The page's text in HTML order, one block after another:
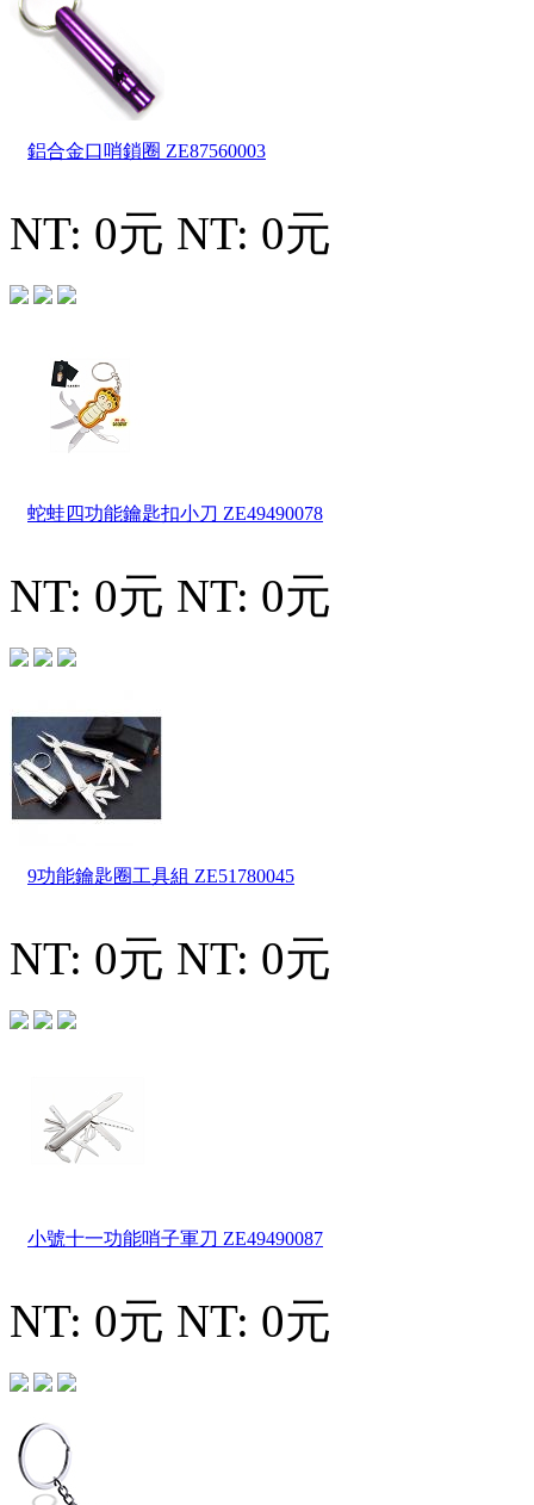
鋁合金口哨鎖圈 ZE87560003
NT: 0元 NT: 0元
蛇蛙四功能鑰匙扣小刀 ZE49490078
NT: 0元 NT: 0元
9功能鑰匙圈工具組 ZE51780045
NT: 0元 NT: 0元
小號十一功能哨子軍刀 ZE49490087
NT: 0元 NT: 0元